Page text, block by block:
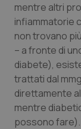
Rene &
mentre altri
infiammatorie
non trovano
– a fronte di
diabete),
trattati dal
direttamente
mentre
possono fare).